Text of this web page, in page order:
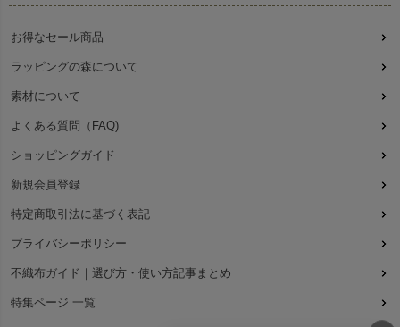
お得なセール商品
ラッピングの森について
素材について
よくある質問（FAQ)
ショッピングガイド
新規会員登録
特定商取引法に基づく表記
プライバシーポリシー
不織布ガイド｜選び方・使い方記事まとめ
特集ページ 一覧